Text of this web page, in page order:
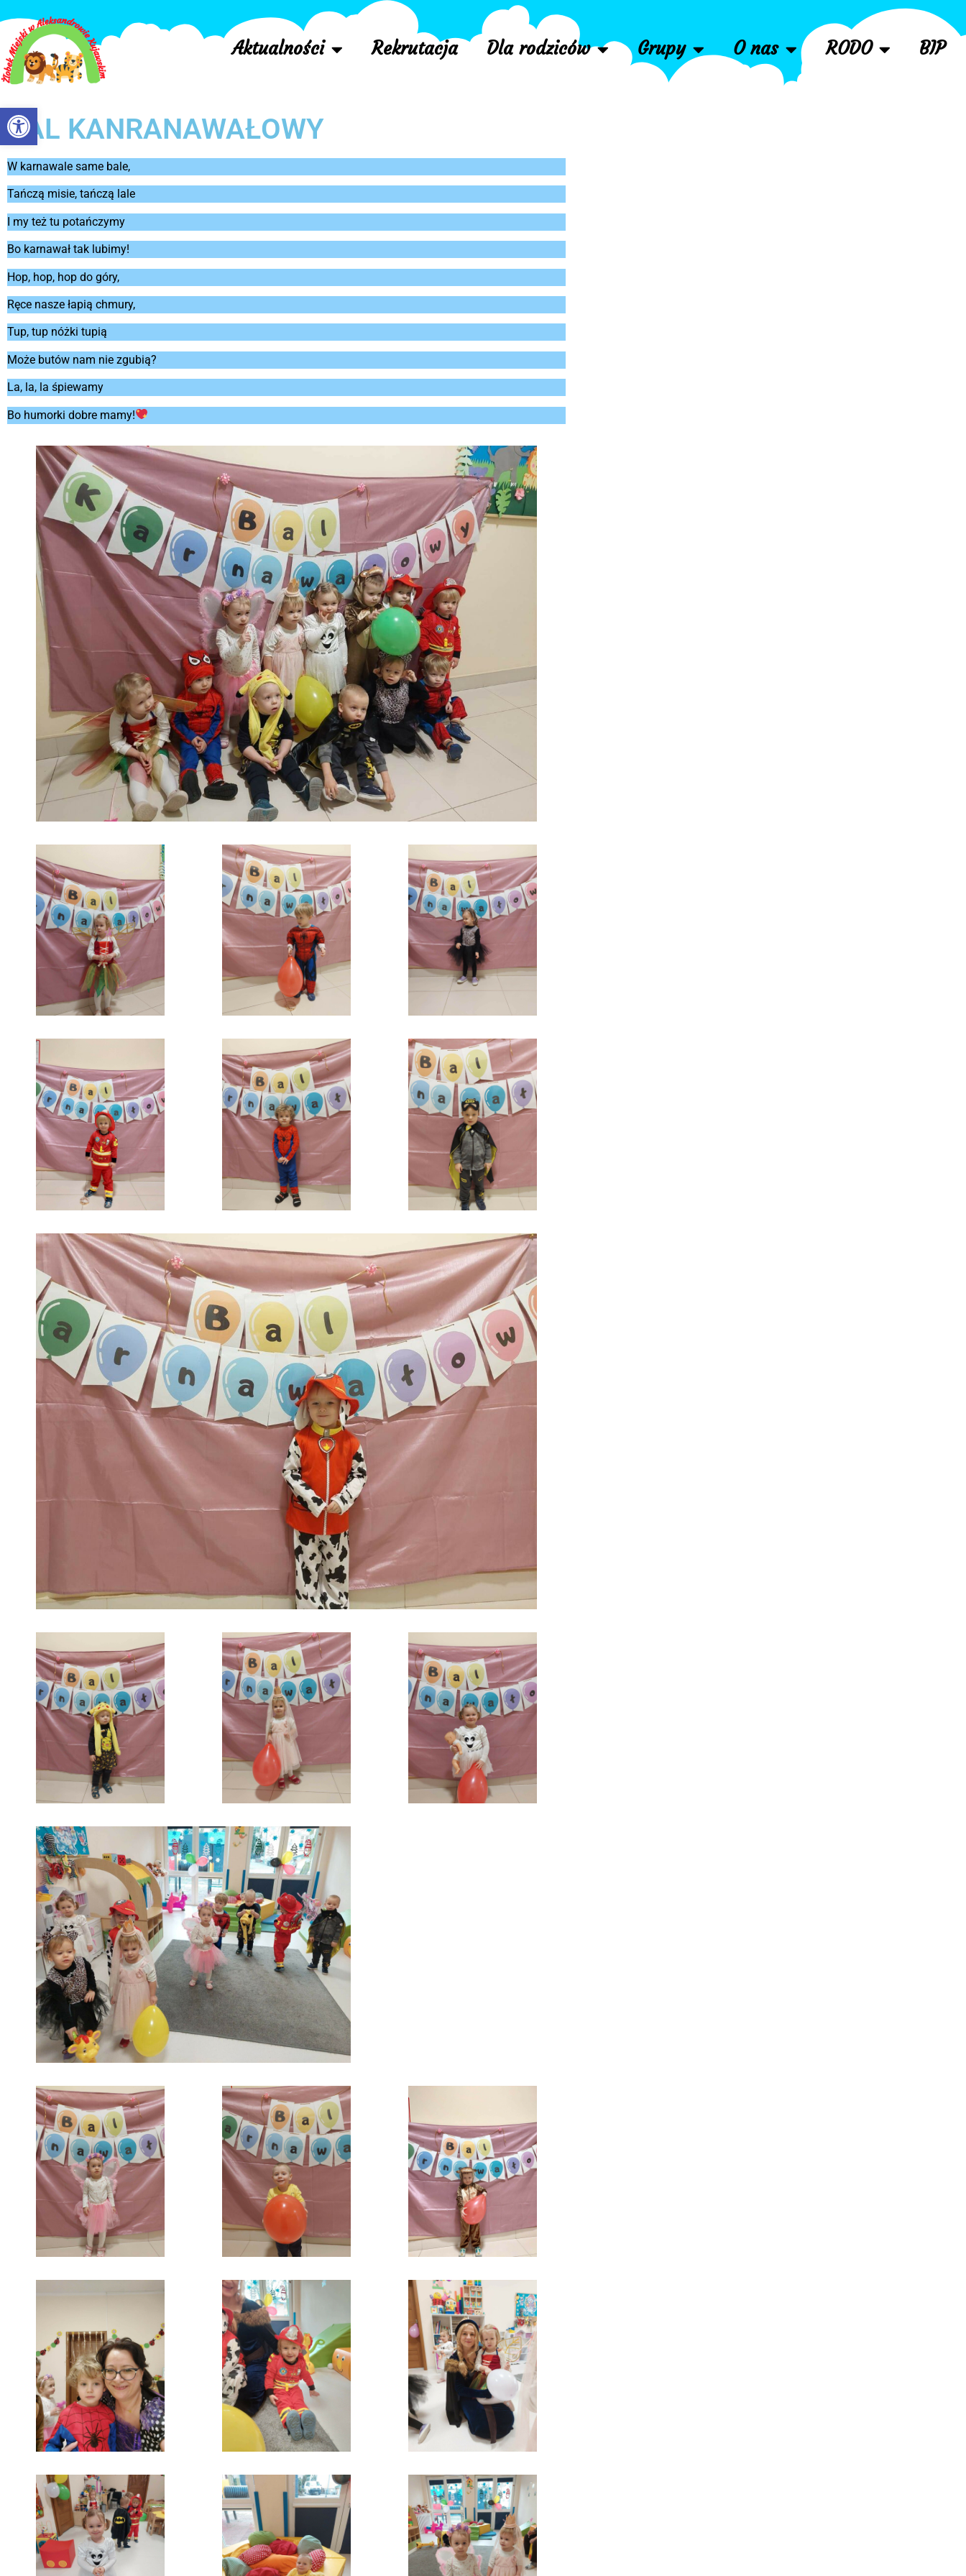
Otwórz pasek narzędzi
Aktualności Rekrutacja Dla rodziców Grupy O nas RODO BIP
BAL KANRANAWAŁOWY
W karnawale same bale,
Tańczą misie, tańczą lale
I my też tu potańczymy
Bo karnawał tak lubimy!
Hop, hop, hop do góry,
Ręce nasze łapią chmury,
Tup, tup nóżki tupią
Może butów nam nie zgubią?
La, la, la śpiewamy
Bo humorki dobre mamy!